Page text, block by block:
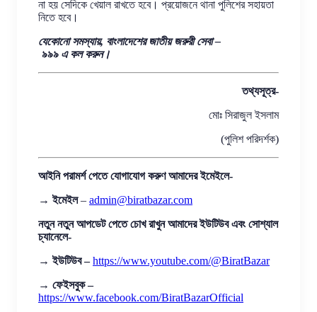
না হয় সেদিকে খেয়াল রাখতে হবে। প্রয়োজনে থানা পুলিশের সহায়তা
নিতে হবে।
যেকোনো সমস্যায়, বাংলাদেশের জাতীয় জরুরী সেবা –
৯৯৯ এ কল করুন।
তথ্যসূত্র-
মোঃ সিরাজুল ইসলাম
(পুলিশ পরিদর্শক)
আইনি পরামর্শ পেতে যোগাযোগ করুণ আমাদের ইমেইলে-
→ইমেইল– admin@biratbazar.com
নতুন নতুন আপডেট পেতে চোখ রাখুন আমাদের ইউটিউব এবং সোশ্যাল
চ্যানেলে-
→ইউটিউব –https://www.youtube.com/@BiratBazar
→ ফেইসবুক –
https://www.facebook.com/BiratBazarOfficial